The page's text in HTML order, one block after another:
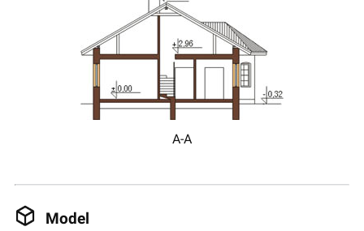
A-A
Model